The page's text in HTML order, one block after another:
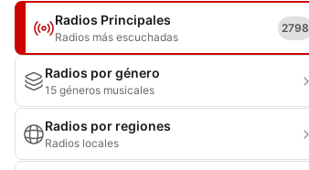
Radios Principales
Radios más escuchadas
2798
Radios por género
15 géneros musicales
Radios por regiones
Radios locales